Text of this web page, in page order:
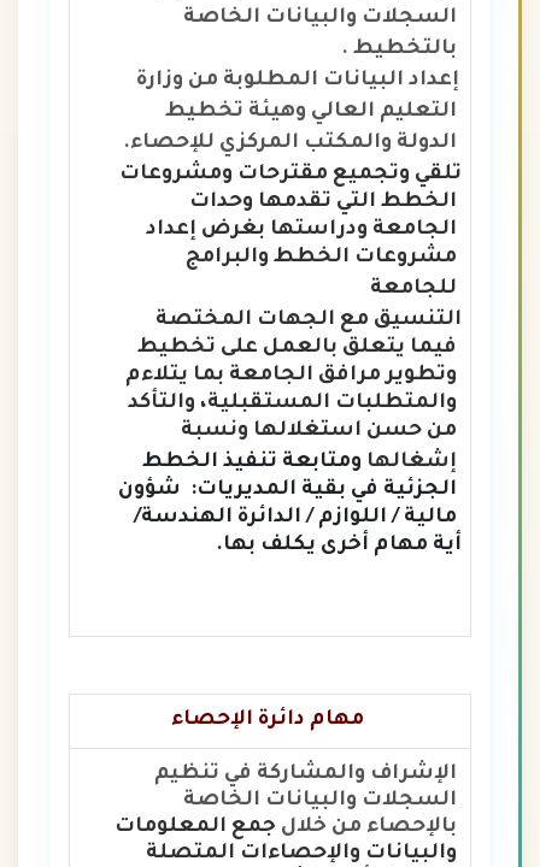
السجلات والبيانات الخاصة
بالتخطيط .
إعداد البيانات المطلوبة من وزارة
التعليم العالي وهيئة تخطيط
الدولة والمكتب المركزي للإحصاء.
تلقي وتجميع مقترحات ومشروعات
الخطط التي تقدمها وحدات
الجامعة ودراستها بغرض إعداد
مشروعات الخطط والبرامج
للجامعة
التنسيق مع الجهات المختصة
فيما يتعلق بالعمل على تخطيط
وتطوير مرافق الجامعة بما يتلاءم
والمتطلبات المستقبلية، والتأكد
من حسن استغلالها ونسبة
إشغالها ومتابعة تنفيذ الخطط
الجزئية في بقية المديريات: شؤون
مالية / اللوازم / الدائرة الهندسة/
أية مهام أخرى يكلف بها.
مهام دائرة الإحصاء
الإشراف والمشاركة في تنظيم
السجلات والبيانات الخاصة
بالإحصاء من خلال جمع المعلومات
والبيانات والإحصاءات المتصلة